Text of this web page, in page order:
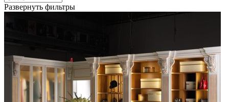
Развернуть фильтры